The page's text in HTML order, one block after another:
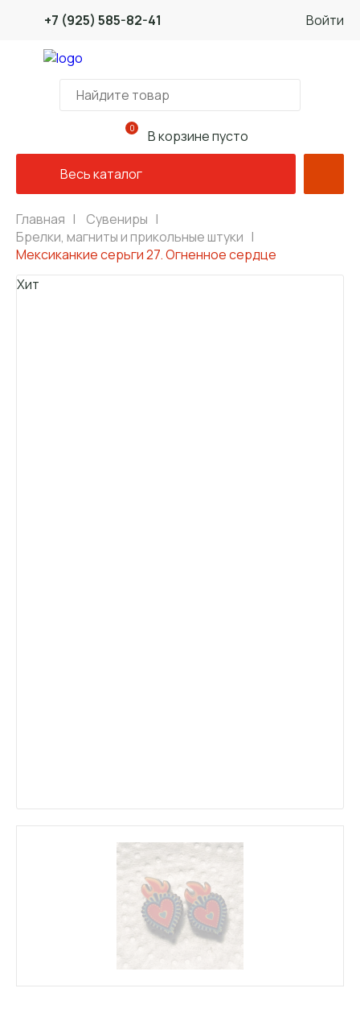
+7 (925) 585-82-41 Войти
0 В корзине пусто
Весь каталог
Главная | Сувениры |
Брелки, магниты и прикольные штуки |
Мексиканкие серьги 27. Огненное сердце
Хит